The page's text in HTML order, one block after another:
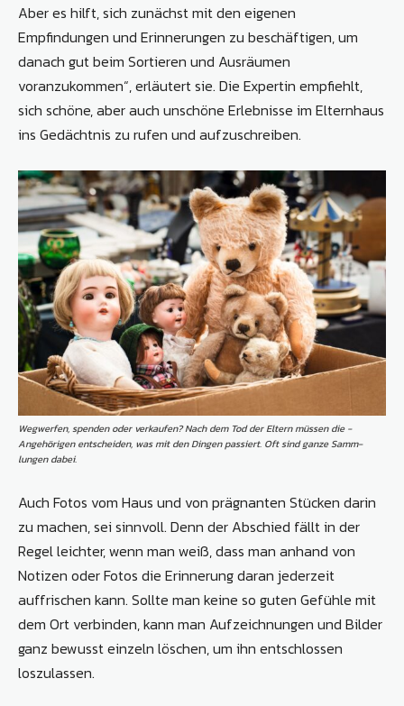
Aber es hilft, sich zunächst mit den eigenen
Empfindungen und Erinnerungen zu beschäftigen, um
danach gut beim Sortieren und Ausräumen
voranzukommen“, erläutert sie. Die Expertin empfiehlt,
sich schöne, aber auch unschöne Erlebnisse im Elternhaus
ins Gedächtnis zu rufen und aufzuschreiben.
Wegwerfen, spenden oder verkaufen? Nach dem Tod der ­Eltern müssen die ­
Angehörigen entscheiden, was mit den Dingen passiert. Oft sind ganze Samm­
lungen dabei.
Auch Fotos vom Haus und von prägnanten Stücken darin
zu machen, sei sinnvoll. Denn der Abschied fällt in der
Regel leichter, wenn man weiß, dass man anhand von
Notizen oder Fotos die Erinnerung daran jederzeit
auffrischen kann. Sollte man keine so guten Gefühle mit
dem Ort verbinden, kann man Aufzeichnungen und Bilder
ganz bewusst einzeln löschen, um ihn entschlossen
loszulassen.